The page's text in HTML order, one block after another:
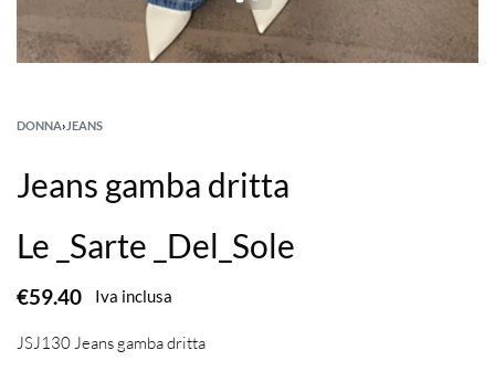
DONNA› JEANS
Jeans gamba dritta
Le _Sarte _Del_Sole
€59.40 Iva inclusa
JSJ130 Jeans gamba dritta